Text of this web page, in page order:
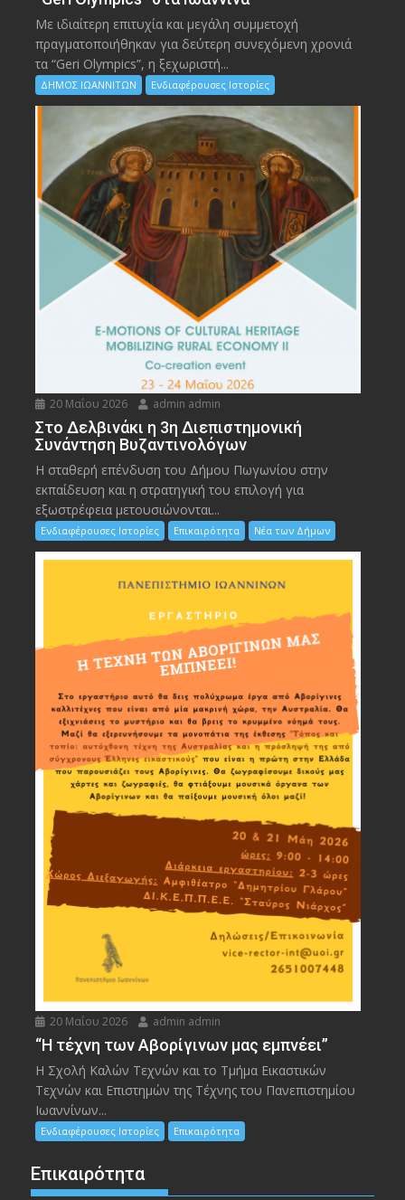
Με ιδιαίτερη επιτυχία και μεγάλη συμμετοχή
πραγματοποιήθηκαν για δεύτερη συνεχόμενη χρονιά
τα “Geri Olympics”, η ξεχωριστή...
ΔΗΜΟΣ ΙΩΑΝΝΙΤΩΝ Ενδιαφέρουσες Ιστορίες
20 Μαΐου 2026 admin admin
Στο Δελβινάκι η 3η Διεπιστημονική
Συνάντηση Βυζαντινολόγων
Η σταθερή επένδυση του Δήμου Πωγωνίου στην
εκπαίδευση και η στρατηγική του επιλογή για
εξωστρέφεια μετουσιώνονται...
Ενδιαφέρουσες Ιστορίες Επικαιρότητα Νέα των Δήμων
20 Μαΐου 2026 admin admin
“Η τέχνη των Αβορίγινων μας εμπνέει”
Η Σχολή Καλών Τεχνών και το Τμήμα Εικαστικών
Τεχνών και Επιστημών της Τέχνης του Πανεπιστημίου
Ιωαννίνων...
Ενδιαφέρουσες Ιστορίες Επικαιρότητα
Επικαιρότητα